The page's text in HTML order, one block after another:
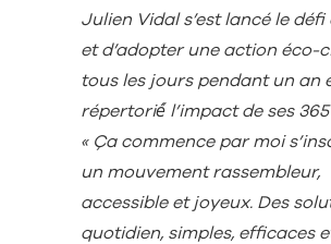
Julien Vidal s’est lancé le
et d’adopter une action éco-
tous les jours pendant un an
répertorié́ l’impact de ses
« Ça commence par moi
un mouvement rassembleur,
accessible et joyeux. Des
quotidien, simples, efficaces